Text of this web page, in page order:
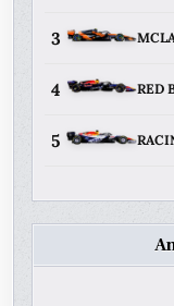
3
4 RED
5